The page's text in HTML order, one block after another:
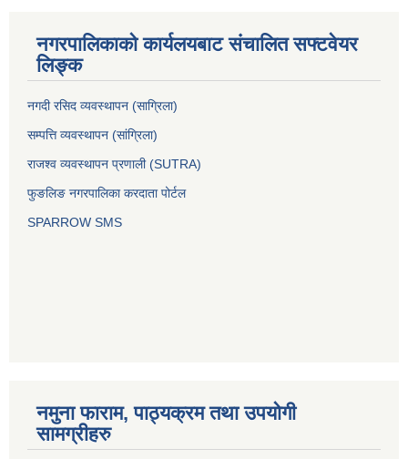
नगरपालिकाको कार्यलयबाट संचालित सफ्टवेयर
लिङ्क
नगदी रसिद व्यवस्थापन (साग्रिला)
सम्पत्ति व्यवस्थापन (सांग्रिला)
राजश्व व्यवस्थापन प्रणाली (SUTRA)
फुङलिङ नगरपालिका करदाता पोर्टल
SPARROW SMS
नमुना फाराम, पाठ्यक्रम तथा उपयोगी
सामग्रीहरु